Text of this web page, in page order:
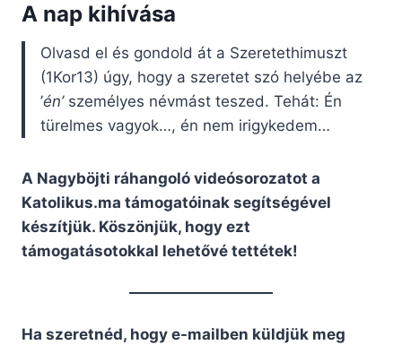
A nap kihívása
Olvasd el és gondold át a Szeretethimuszt
(1Kor13) úgy, hogy a szeretet szó helyébe az
’én’személyes névmást teszed. Tehát: Én
türelmes vagyok…, én nem irigykedem…
A Nagyböjti ráhangoló videósorozatot a
Katolikus.ma támogatóinak segítségével
készítjük. Köszönjük, hogy ezt
támogatásotokkal lehetővé tettétek!
Ha szeretnéd, hogy e-mailben küldjük meg